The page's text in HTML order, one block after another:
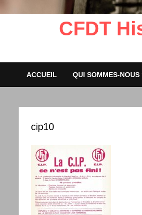
CFDT
ACCUEIL QUI SOMMES-NOUS
cip10